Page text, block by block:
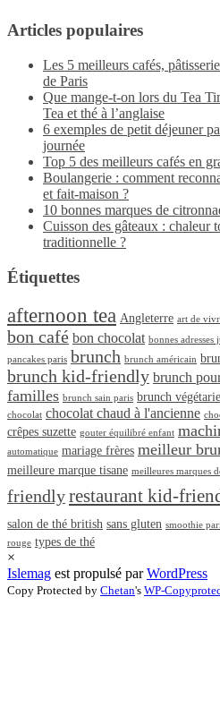
Articles populaires
Les 5 meilleurs cafés,
de Paris
Que mange-t-on lors du Tea
Tea et thé à l’anglaise
6 exemples de petit déjeuner
journée
Top 5 des meilleurs cafés en
Boulangerie : comment
et fait-maison ?
10 bonnes marques de
Cuisson des gâteaux : chaleur
traditionnelle ?
Étiquettes
afternoon tea Angleterre art de
bon café bon chocolat bonnes adresses
pancakes paris brunch brunch américain
brunch kid-friendly brunch
familles brunch sain paris brunch
chocolat chocolat chaud à l'ancienne
crêpes suzette gouter équilibré enfant
automatique mariage frères meilleur
meilleure marque tisane meilleures marques
friendlyrestaurant kid-
salon de thé british sans gluten smoothie
rouge types de thé
×
Islemag est propulsé parWordPress
Copy Protected by Chetan's WP-